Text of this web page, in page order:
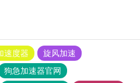
速度器
旋风加速
狗急加速器官网